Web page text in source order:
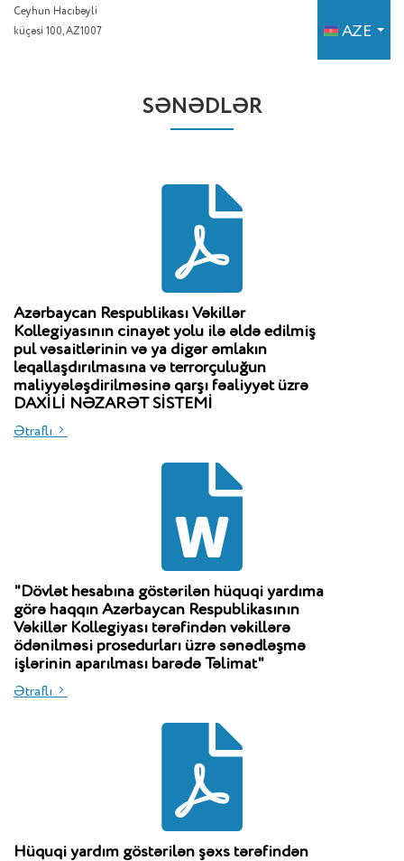
Ceyhun Hacıbəyli
küçəsi 100, AZ1007
AZE
SƏNƏDLƏR
Azərbaycan Respublikası Vəkillər
Kollegiyasının cinayət yolu ilə əldə edilmiş
pul vəsaitlərinin və ya digər əmlakın
leqallaşdırılmasına və terrorçuluğun
maliyyələşdirilməsinə qarşı fəaliyyət üzrə
DAXİLİ NƏZARƏT SİSTEMİ
Ətraflı
"Dövlət hesabına göstərilən hüquqi yardıma
görə haqqın Azərbaycan Respublikasının
Vəkillər Kollegiyası tərəfindən vəkillərə
ödənilməsi prosedurları üzrə sənədləşmə
işlərinin aparılması barədə Təlimat"
Ətraflı
Hüquqi yardım göstərilən şəxs tərəfindən